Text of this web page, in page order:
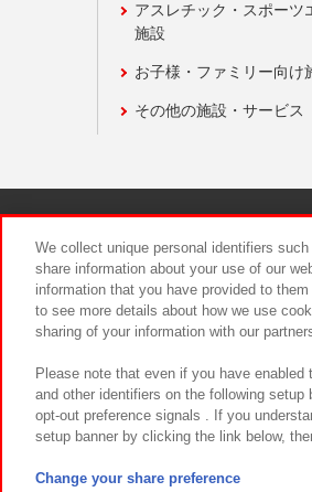
アスレチック・スポーツ
施設
お子様・ファミリー向け
その他の施設・サービス
We collect unique personal identifiers
share information about your use of our
information that you have provided to
to see more details about how we use
sharing of your information with our
Please note that even if you have
and other identifiers on the following
opt-out preference signals . If you
setup banner by clicking the link below,
Change your share preference